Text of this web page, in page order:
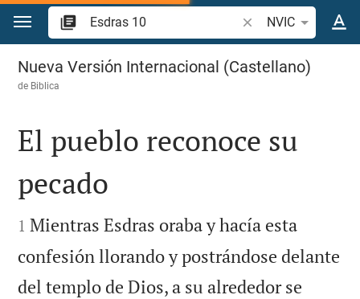
Ir a un contenido
Buscar versículo
NVIC
Esdras 10
Nueva Versión Internacional (Castellano)
de Biblica

El pueblo reconoce su
pecado

1 Mientras Esdras oraba y hacía esta
confesión llorando y postrándose delante
del templo de Dios, a su alrededor se